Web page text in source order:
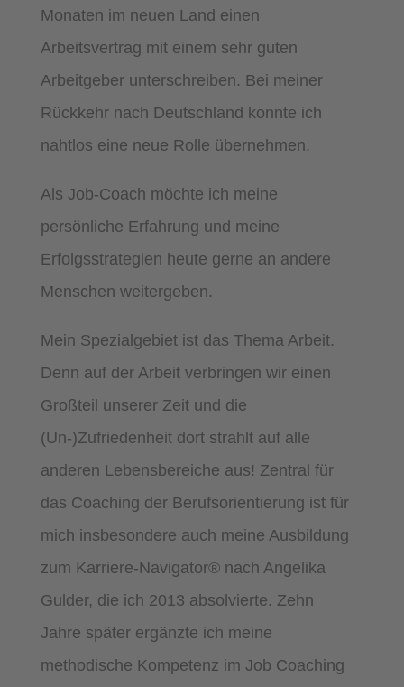
Monaten im neuen Land einen
Arbeitsvertrag mit einem sehr guten
Arbeitgeber unterschreiben. Bei meiner
Rückkehr nach Deutschland konnte ich
nahtlos eine neue Rolle übernehmen.
Als Job-Coach möchte ich meine
persönliche Erfahrung und meine
Erfolgsstrategien heute gerne an andere
Menschen weitergeben.
Mein Spezialgebiet ist das Thema Arbeit.
Denn auf der Arbeit verbringen wir einen
Großteil unserer Zeit und die
(Un-)Zufriedenheit dort strahlt auf alle
anderen Lebensbereiche aus! Zentral für
das Coaching der Berufsorientierung ist für
mich insbesondere auch meine Ausbildung
zum Karriere-Navigator® nach Angelika
Gulder, die ich 2013 absolvierte. Zehn
Jahre später ergänzte ich meine
methodische Kompetenz im Job Coaching